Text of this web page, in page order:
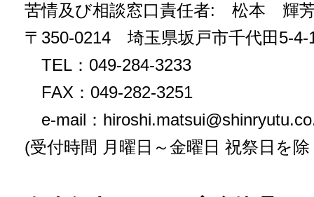
苦情及び相談窓口責任者: 松本 輝
〒350-0214 埼玉県坂戸市千代田5-4-
TEL：049-284-3233
FAX：049-282-3251
e-mail：
(受付時間 月曜日～金曜日 祝祭日を